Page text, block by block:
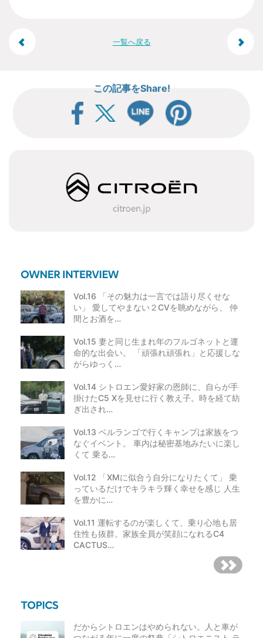
投
一覧へ戻る
この記事をShare!
Vol.16 「その魅力は一言では語り尽くせな
い」 愛してやまない２CVを眺めながら、 仲
間とお酒を…
Vol.15 妻と同じ生まれ年のフルゴネットと運
命的な出会い。 「頑張れ頑張れ」と応援しな
がらゆっく…
Vol.14 シトロエン愛好家の恩師に、自らが手
掛けたC5 Xを見せに行く教え子。時を経て紡
ぎ出され…
Vol.13 ベルランゴで行くキャンプは家族をつ
なぐイベント。 車内は秘密基地みたいに楽し
くて 乗る…
Vol.12 「XMに似合う自分になりたくて」 乗
っているだけでキラキラ輝く幸せを感じ 人生
を豊かに…
Vol.11 運転するのが楽しくて、乗り心地も居
住性も抜群。家族全員が笑顔になれるC4
CACTUS…
だからシトロエンはやめられない。人と車が